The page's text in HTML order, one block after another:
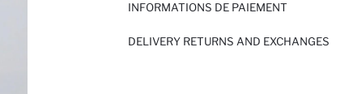
INFORMATIONS DE PAIEMENT
DELIVERY RETURNS AND EXCHANGES